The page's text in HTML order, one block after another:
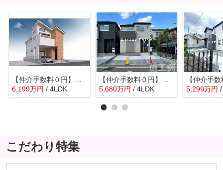
【仲介手数料０円】茅ヶ崎市旭が丘5期 新築一戸建て
6,199万円 / 4LDK
【仲介手数料０円】茅ヶ崎市ひばりが丘 新築一戸建て 全3棟
5,680万円 / 4LDK 5,299万円
こだわり特集